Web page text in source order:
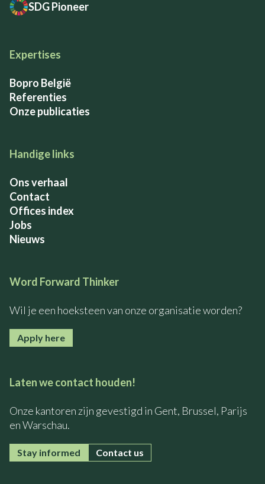
SDG Pioneer
Expertises
Bopro België
Referenties
Onze publicaties
Handige links
Ons verhaal
Contact
Offices index
Jobs
Nieuws
Word Forward Thinker
Wil je een hoeksteen van onze organisatie worden?
Apply here
Laten we contact houden!
Onze kantoren zijn gevestigd in Gent, Brussel, Parijs
en Warschau.
Stay informed Contact us